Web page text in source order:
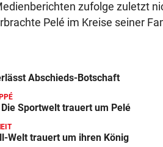
zufolge zuletzt
Pelé im Kreise seiner
Abschieds-Botschaft
Sportwelt trauert um Pelé
Welt trauert um ihren König